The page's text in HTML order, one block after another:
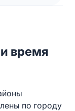
время
по городу